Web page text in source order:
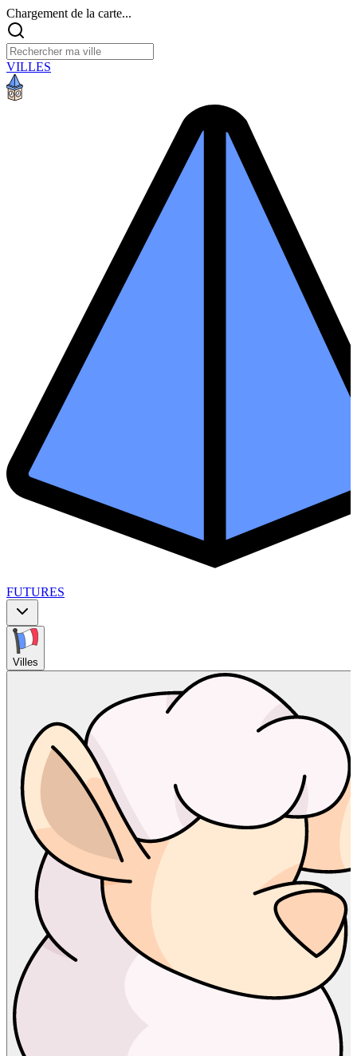
Chargement de la carte...
VILLES
FUTURES
Villes